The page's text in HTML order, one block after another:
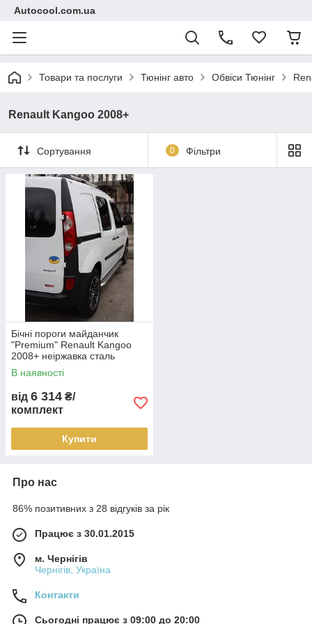
Autocool.com.ua
Товари та послуги Тюнінг авто Обвіси Тюнінг
Renault Kangoo 2008+
Сортування 0 Фільтри
Бічні пороги майданчик
"Premium" Renault Kangoo
2008+ неіржавка сталь
В наявності
від 6 314 ₴/
комплект
Купити
Про нас
86% позитивних з 28 відгуків за рік
Працює з 30.01.2015
м. Чернігів
Чернігів, Україна
Контакти
Сьогодні працює з 09:00 до 20:00